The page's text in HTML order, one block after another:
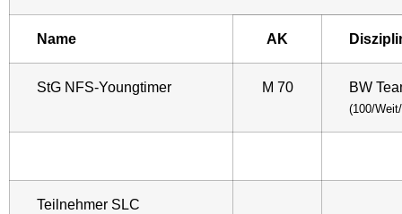
Name AK
StG NFS-Youngtimer M 70 BW
(100/
Teilnehmer SLC